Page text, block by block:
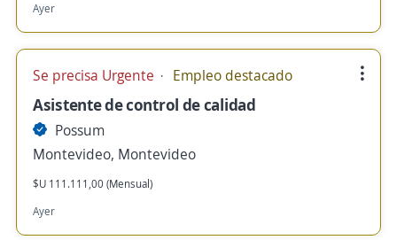
Ayer
Se precisa Urgente Empleo destacado
Asistente de control de calidad
Possum
Montevideo, Montevideo
$U 111.111,00 (Mensual)
Ayer